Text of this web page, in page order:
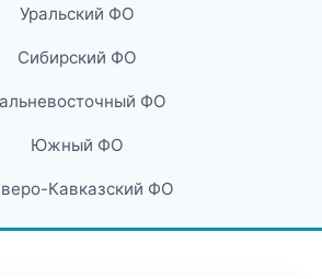
Уральский ФО
Сибирский ФО
ФО
Южный ФО
Кавказский ФО